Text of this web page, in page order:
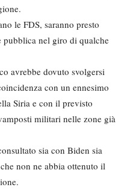
le FDS, saranno presto
pubblica nel giro di qualche
avrebbe dovuto svolgersi
con un ennesimo
Siria e con il previsto
militari nelle zone già
sia con Biden sia
non ne abbia ottenuto il